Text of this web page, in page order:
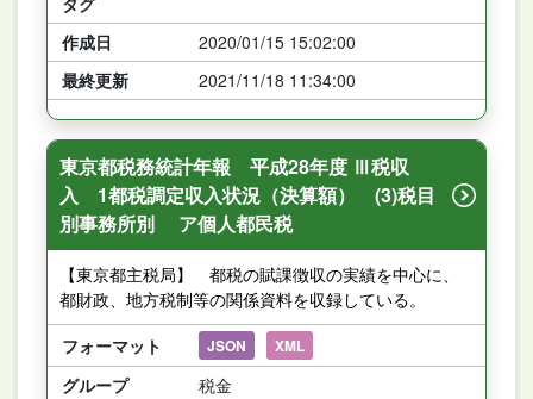
作成日
2020/01/15 15:02:00
最終更新
2021/11/18 11:34:00
東京都税務統計年報 平成28年度 Ⅲ税収
入 1都税調定収入状況（決算額） (3)税目
別事務所別 ア個人都民税
【東京都主税局】 都税の賦課徴収の実績を中心に、
都財政、地方税制等の関係資料を収録している。
フォーマット
JSON XML
グループ
税金